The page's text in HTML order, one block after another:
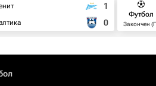
1
0
Футбол
Закончен